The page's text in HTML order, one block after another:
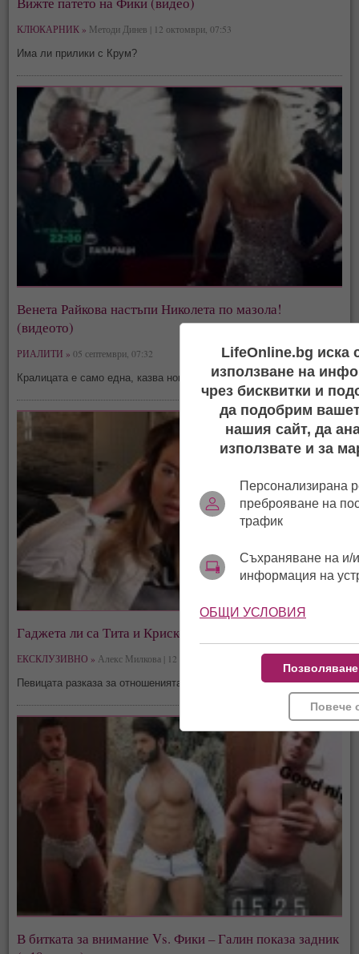
КЛЮКАРНИК » Методи Динев | 12 октомври, 07:53
Има ли прилики с Крум?
Венета Райкова настъпи Николета по мазола!
(видеото)
РИАЛИТИ » 05 септември, 07:32
Кралицата е само една, казва новата водеща на "Папараци"
Гаджета ли са Тита и Криско?
ЕКСКЛУЗИВНО » Алекс Милкова | 12 юни, 09:51
Певицата разказа за отношенията им
В битката за внимание Vs. Фики – Галин показа задник
LifeOnline.bg иска
използване на
чрез бисквитки и
да подобрим
нашия сайт, да
използвате и за
Персонализирана
преброяване на
трафик
Съхраняване на и/
информация на
ОБЩИ УСЛОВИЯ
Повече